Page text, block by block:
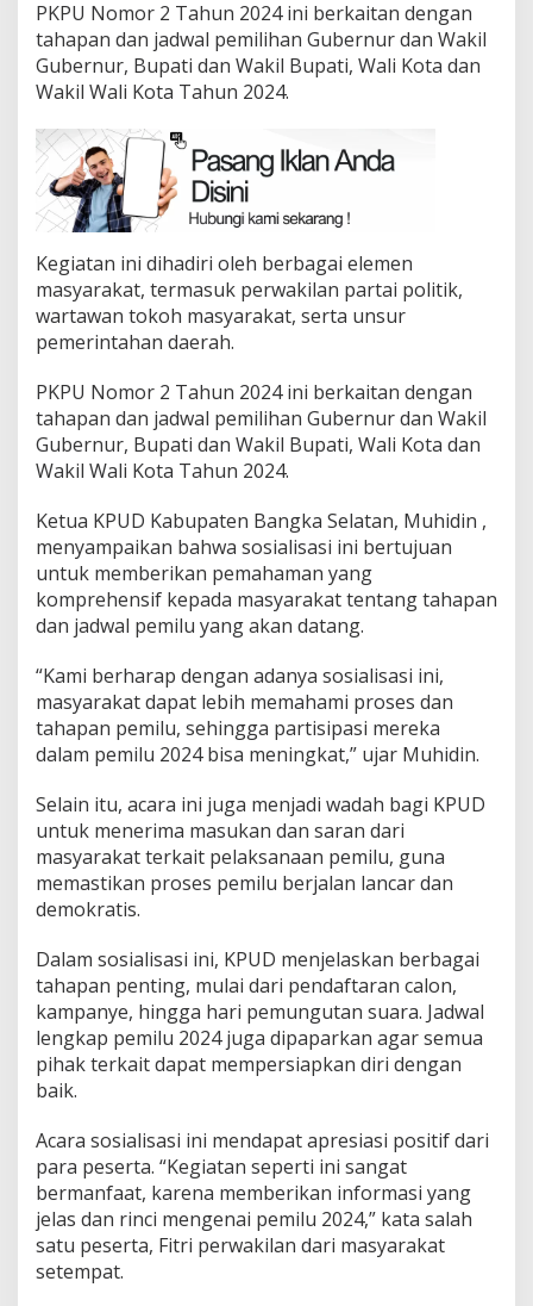
PKPU Nomor 2 Tahun 2024 ini berkaitan dengan
tahapan dan jadwal pemilihan Gubernur dan Wakil
Gubernur, Bupati dan Wakil Bupati, Wali Kota dan
Wakil Wali Kota Tahun 2024.
Kegiatan ini dihadiri oleh berbagai elemen
masyarakat, termasuk perwakilan partai politik,
wartawan tokoh masyarakat, serta unsur
pemerintahan daerah.
PKPU Nomor 2 Tahun 2024 ini berkaitan dengan
tahapan dan jadwal pemilihan Gubernur dan Wakil
Gubernur, Bupati dan Wakil Bupati, Wali Kota dan
Wakil Wali Kota Tahun 2024.
Ketua KPUD Kabupaten Bangka Selatan, Muhidin ,
menyampaikan bahwa sosialisasi ini bertujuan
untuk memberikan pemahaman yang
komprehensif kepada masyarakat tentang tahapan
dan jadwal pemilu yang akan datang.
“Kami berharap dengan adanya sosialisasi ini,
masyarakat dapat lebih memahami proses dan
tahapan pemilu, sehingga partisipasi mereka
dalam pemilu 2024 bisa meningkat,” ujar Muhidin.
Selain itu, acara ini juga menjadi wadah bagi KPUD
untuk menerima masukan dan saran dari
masyarakat terkait pelaksanaan pemilu, guna
memastikan proses pemilu berjalan lancar dan
demokratis.
Dalam sosialisasi ini, KPUD menjelaskan berbagai
tahapan penting, mulai dari pendaftaran calon,
kampanye, hingga hari pemungutan suara. Jadwal
lengkap pemilu 2024 juga dipaparkan agar semua
pihak terkait dapat mempersiapkan diri dengan
baik.
Acara sosialisasi ini mendapat apresiasi positif dari
para peserta. “Kegiatan seperti ini sangat
bermanfaat, karena memberikan informasi yang
jelas dan rinci mengenai pemilu 2024,” kata salah
satu peserta, Fitri perwakilan dari masyarakat
setempat.